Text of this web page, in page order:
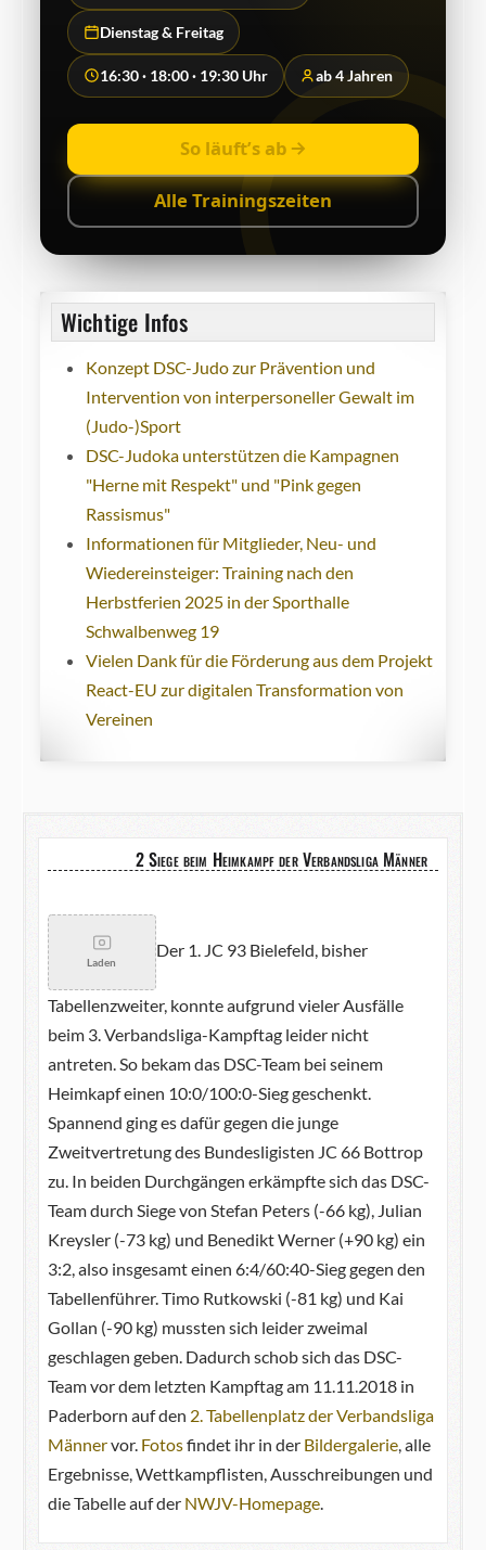
Dienstag & Freitag
16:30 · 18:00 · 19:30 Uhr ab 4 Jahren
So läuft’s ab
Alle Trainingszeiten
Wichtige Infos
Konzept DSC-Judo zur Prävention und
Intervention von interpersoneller Gewalt im
(Judo-)Sport
DSC-Judoka unterstützen die Kampagnen
"Herne mit Respekt" und "Pink gegen
Rassismus"
Informationen für Mitglieder, Neu- und
Wiedereinsteiger: Training nach den
Herbstferien 2025 in der Sporthalle
Schwalbenweg 19
Vielen Dank für die Förderung aus dem Projekt
React-EU zur digitalen Transformation von
Vereinen
2 Siege beim Heimkampf der Verbandsliga Männer
Laden
Der 1. JC 93 Bielefeld, bisher
Tabellenzweiter, konnte aufgrund vieler Ausfälle
beim 3. Verbandsliga-Kampftag leider nicht
antreten. So bekam das DSC-Team bei seinem
Heimkapf einen 10:0/100:0-Sieg geschenkt.
Spannend ging es dafür gegen die junge
Zweitvertretung des Bundesligisten JC 66 Bottrop
zu. In beiden Durchgängen erkämpfte sich das DSC-
Team durch Siege von Stefan Peters (-66 kg), Julian
Kreysler (-73 kg) und Benedikt Werner (+90 kg) ein
3:2, also insgesamt einen 6:4/60:40-Sieg gegen den
Tabellenführer. Timo Rutkowski (-81 kg) und Kai
Gollan (-90 kg) mussten sich leider zweimal
geschlagen geben. Dadurch schob sich das DSC-
Team vor dem letzten Kampftag am 11.11.2018 in
Paderborn auf den 2. Tabellenplatz der Verbandsliga
Männervor. Fotosfindet ihr in der Bildergalerie, alle
Ergebnisse, Wettkampflisten, Ausschreibungen und
die Tabelle auf der NWJV-Homepage.